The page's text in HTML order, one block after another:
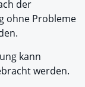
der
ohne Probleme
kann
werden.